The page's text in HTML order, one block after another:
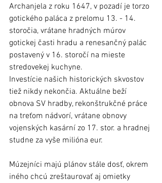
Archanjela z roku 1647, v pozadí je torzo
gotického paláca z prelomu 13. - 14.
storočia, vrátane hradných múrov
gotickej časti hradu a renesančný palác
postavený v 16. storočí na mieste
stredovekej kuchyne.
Investície našich historických skvostov
tiež nikdy nekončia. Aktuálne beží
obnova SV hradby, rekonštrukčné práce
na treťom nádvorí, vrátane obnovy
vojenských kasární zo 17. stor. a hradnej
studne za vyše milióna eur.
Múzejníci majú plánov stále dosť, okrem
iného chcú zreštaurovať aj omietky